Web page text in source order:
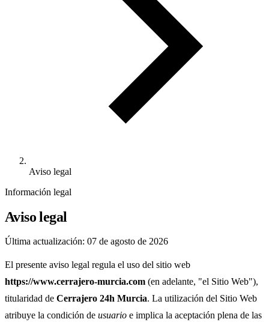
Aviso legal
Información legal
Aviso legal
Última actualización: 07 de agosto de 2026
El presente aviso legal regula el uso del sitio web
https://www.cerrajero-murcia.com (en adelante, "el Sitio Web"),
titularidad de Cerrajero 24h Murcia. La utilización del Sitio Web
atribuye la condición de usuario e implica la aceptación plena de las